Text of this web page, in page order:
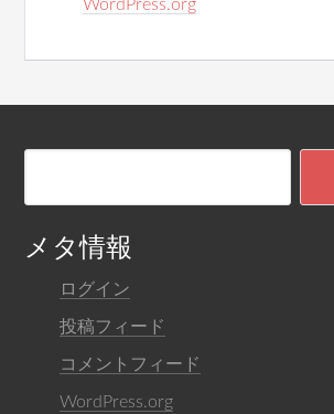
WordPress.org
メタ情報
ログイン
投稿フィード
コメントフィード
WordPress.org